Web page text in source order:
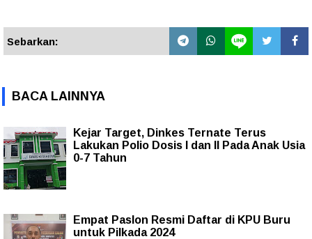
Sebarkan:
BACA LAINNYA
Kejar Target, Dinkes Ternate Terus
Lakukan Polio Dosis I dan II Pada Anak Usia
0-7 Tahun
Empat Paslon Resmi Daftar di KPU Buru
untuk Pilkada 2024